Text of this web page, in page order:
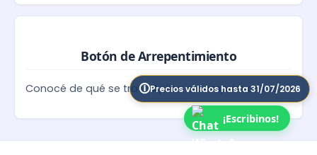
Botón de Arrepentimiento
Conocé de qué se trataAplica a compras online
¡Escribinos!
Precios válidos hasta 31/07/2026